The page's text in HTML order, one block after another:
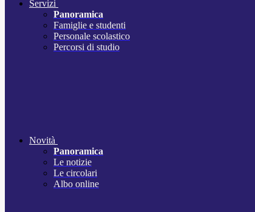
Servizi
Panoramica
Famiglie e studenti
Personale scolastico
Percorsi di studio
Novità
Panoramica
Le notizie
Le circolari
Albo online